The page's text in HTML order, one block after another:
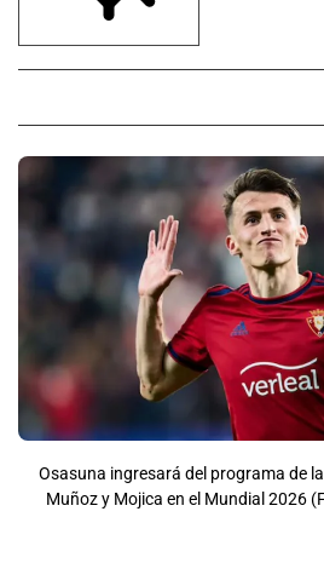
Osasuna ingresará del programa de
Muñoz y Mojica en el Mundial 2026